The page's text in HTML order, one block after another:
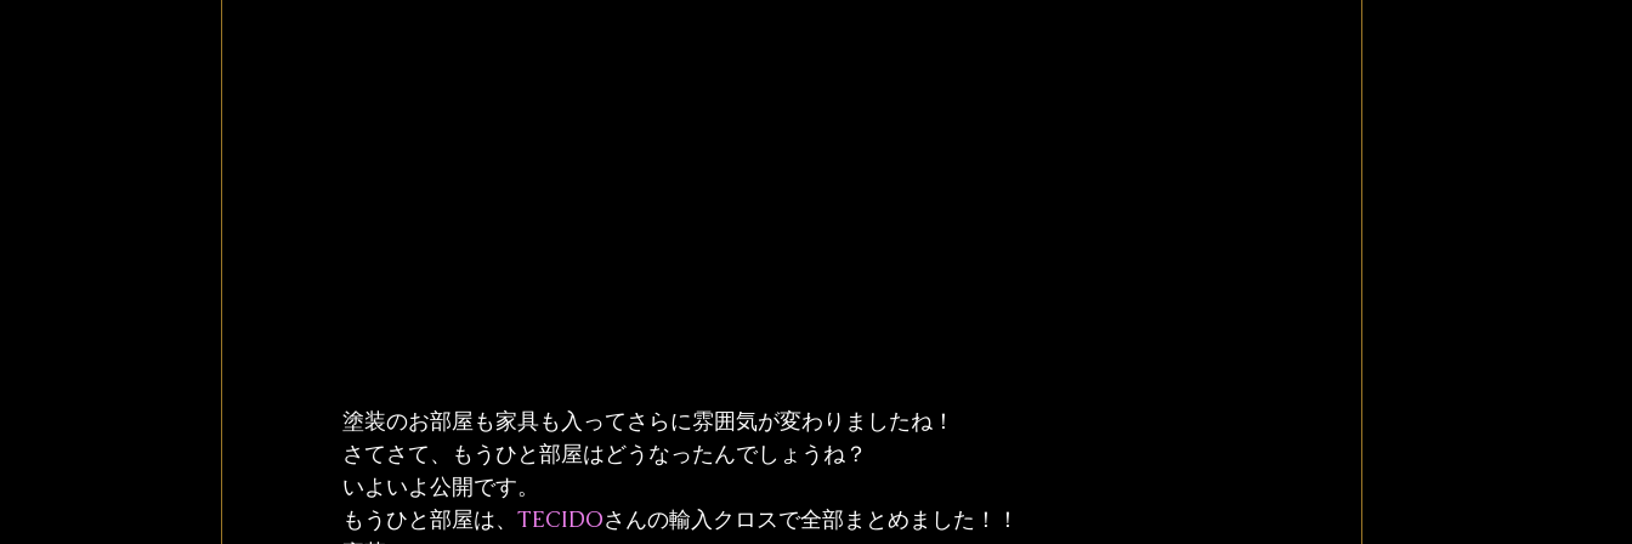
塗装のお部屋も家具も入ってさらに雰囲気が変わりましたね！
さてさて、もうひと部屋はどうなったんでしょうね？
いよいよ公開です。
もうひと部屋は、 TECIDOさんの輸入クロスで全部まとめました！！